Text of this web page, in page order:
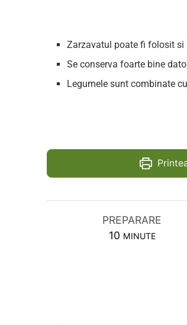
Zarzavatul poate fi folosit si
Se conserva foarte bine
Legumele sunt combinate
PREPARARE
10MINUTES
MINUTE